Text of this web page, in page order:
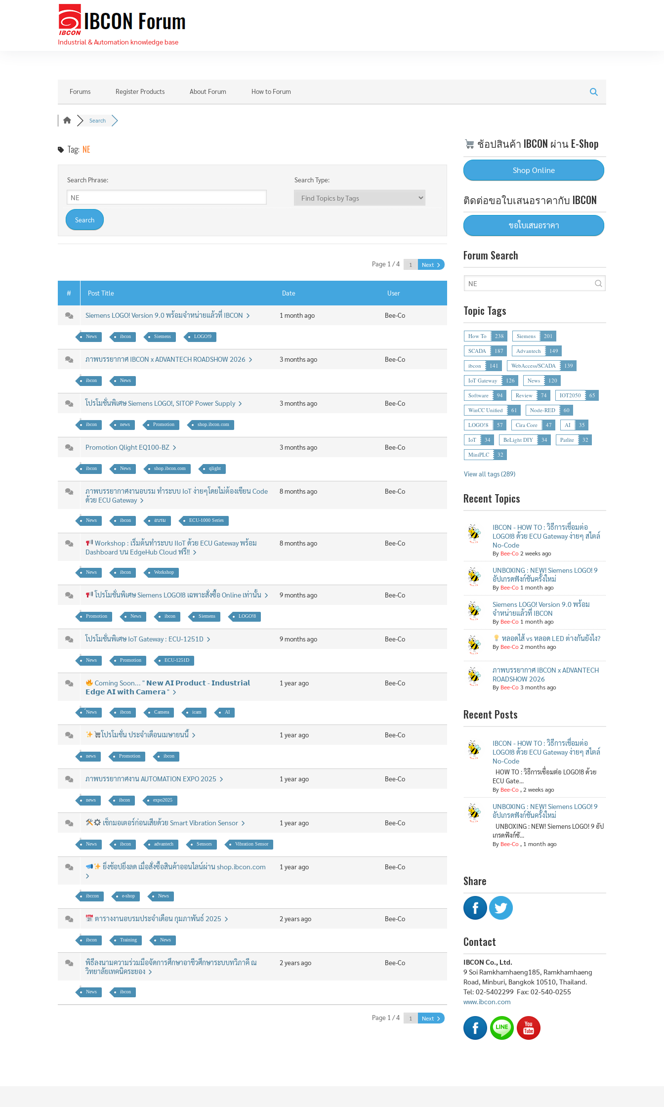
Industrial & Automation knowledge base
Forums Register Products About Forum How to Forum
Search
Tag: NE
Search Phrase: Search Type:
Page 1 / 4 Next
# Post Title Date User
Siemens LOGO! Version 9.0 พร้อมจำหน่ายแล้วที่ IBCON 1 month ago Bee-Co
News ibcon Siemens LOGO!9
ภาพบรรยากาศ IBCON x ADVANTECH ROADSHOW 2026 3 months ago Bee-Co
ibcon News
โปรโมชั่นพิเศษ Siemens LOGO!, SITOP Power Supply 3 months ago Bee-Co
ibcon news Promotion shop.ibcon.com
Promotion Qlight EQ100-BZ 3 months ago Bee-Co
ibcon News shop.ibcon.com qlight
ภาพบรรยากาศงานอบรม ทำระบบ IoT ง่ายๆโดยไม่ต้องเขียน Code
ด้วย ECU Gateway
8 months ago Bee-Co
News ibcon อบรม ECU-1000 Series
Workshop : เริ่มต้นทำระบบ IIoT ด้วย ECU Gateway พร้อม
Dashboard บน EdgeHub Cloud ฟรี!!
8 months ago Bee-Co
News ibcon Workshop
โปรโมชั่นพิเศษ Siemens LOGO!8 เฉพาะสั่งซื้อ Online เท่านั้น 9 months ago Bee-Co
Promotion News ibcon Siemens LOGO!8
โปรโมชั่นพิเศษ IoT Gateway : ECU-1251D 9 months ago Bee-Co
News Promotion ECU-1251D
Coming Soon... " 𝗡𝗲𝘄 𝗔𝗜 𝗣𝗿𝗼𝗱𝘂𝗰𝘁 - 𝗜𝗻𝗱𝘂𝘀𝘁𝗿𝗶𝗮𝗹
𝗘𝗱𝗴𝗲 𝗔𝗜 𝘄𝗶𝘁𝗵 𝗖𝗮𝗺𝗲𝗿𝗮 "
1 year ago Bee-Co
์News ibcon Camera icam AI
โปรโมชั่น ประจำเดือนเมษายนนี้ 1 year ago Bee-Co
news Promotion ibcon
ภาพบรรยากาศงาน AUTOMATION EXPO 2025 1 year ago Bee-Co
news ibcon expo2025
เช็กมอเตอร์ก่อนเสียด้วย Smart Vibration Sensor 1 year ago Bee-Co
News ibcon advantech Sensors Vibration Sensor
ยิ่งช้อปยิ่งลด เมื่อสั่งซื้อสินค้าออนไลน์ผ่าน shop.ibcon.com 1 year ago Bee-Co
ibccon e-shop News
ตารางงานอบรมประจำเดือน กุมภาพันธ์ 2025 2 years ago Bee-Co
ibcon Training News
พิธีลงนามความร่วมมือจัดการศึกษาอาชีวศึกษาระบบทวิภาคี ณ
วิทยาลัยเทคนิคระยอง
2 years ago Bee-Co
News ibcon
Page 1 / 4 Next
ช้อปสินค้า IBCON ผ่าน E-Shop
ติดต่อขอใบเสนอราคากับ IBCON
Forum Search
Topic Tags
How To 238 Siemens
201
SCADA
187 Advantech
149
ibcon
141 WebAccess/SCADA
139
IoT Gateway
126 News
120
Software
94 Review 74 IOT2050
65
WinCC Unified
61 Node-RED
60
LOGO!8
57 Cira Core 47 AI
35
IoT
34 BeLight DIY 34 Patlite
32
MiniPLC
32
View all tags (289)
Recent Topics
IBCON - HOW TO : วิธีการเชื่อมต่อ
LOGO!8 ด้วย ECU Gateway ง่ายๆ สไตล์
No-Code
By Bee-Co 2 weeks ago
UNBOXING : NEW! Siemens LOGO! 9
อัปเกรดฟังก์ชันครั้งใหม่
By Bee-Co 1 month ago
Siemens LOGO! Version 9.0 พร้อม
จำหน่ายแล้วที่ IBCON
By Bee-Co 1 month ago
หลอดไส้ vs หลอด LED ต่างกันยังไง?
By Bee-Co 2 months ago
ภาพบรรยากาศ IBCON x ADVANTECH
ROADSHOW 2026
By Bee-Co 3 months ago
Recent Posts
IBCON - HOW TO : วิธีการเชื่อมต่อ
LOGO!8 ด้วย ECU Gateway ง่ายๆ สไตล์
No-Code
HOW TO : วิธีการเชื่อมต่อ LOGO!8 ด้วย
ECU Gate...
By Bee-Co,2 weeks ago
UNBOXING : NEW! Siemens LOGO! 9
อัปเกรดฟังก์ชันครั้งใหม่
UNBOXING : NEW! Siemens LOGO! 9 อัป
เกรดฟังก์ชั...
By Bee-Co, 1 month ago
Share
Contact
IBCON Co., Ltd.
9 Soi Ramkhamhaeng185, Ramkhamhaeng
Road, Minburi, Bangkok 10510, Thailand.
Tel: 02-5402299 Fax: 02-540-0255
www.ibcon.com